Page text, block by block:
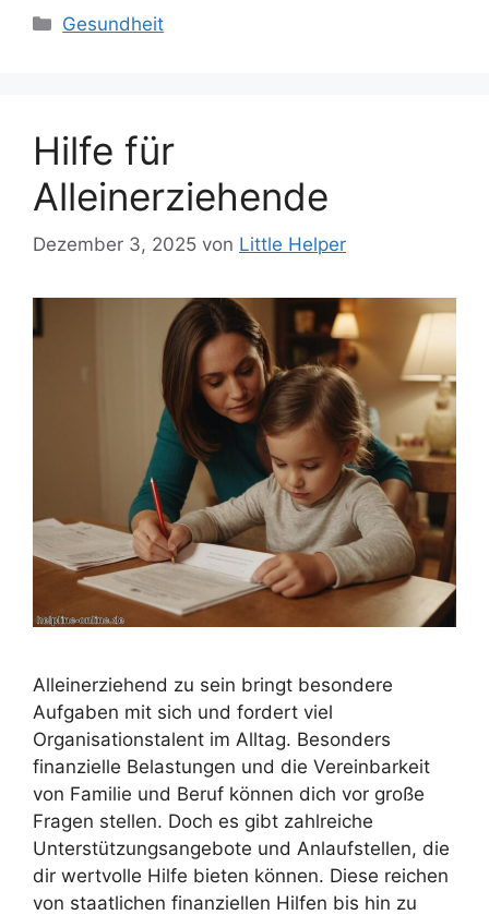
Kategorien
Gesundheit
Hilfe für
Alleinerziehende
Dezember 3, 2025 von Little Helper
Alleinerziehend zu sein bringt besondere
Aufgaben mit sich und fordert viel
Organisationstalent im Alltag. Besonders
finanzielle Belastungen und die Vereinbarkeit
von Familie und Beruf können dich vor große
Fragen stellen. Doch es gibt zahlreiche
Unterstützungsangebote und Anlaufstellen, die
dir wertvolle Hilfe bieten können. Diese reichen
von staatlichen finanziellen Hilfen bis hin zu